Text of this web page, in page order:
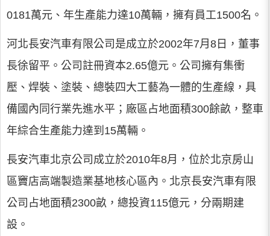
0181萬元、年生產能力達10萬輛，擁有員工1500名。
河北長安汽車有限公司是成立於2002年7月8日，董事
長徐留平。公司註冊資本2.65億元。公司擁有集衝
壓、焊裝、塗裝、總裝四大工藝為一體的生產線，具
備國內同行業先進水平；廠區占地面積300餘畝，整車
年綜合生產能力達到15萬輛。
長安汽車北京公司成立於2010年8月，位於北京房山
區竇店高端製造業基地核心區內。北京長安汽車有限
公司占地面積2300畝，總投資115億元，分兩期建
設。